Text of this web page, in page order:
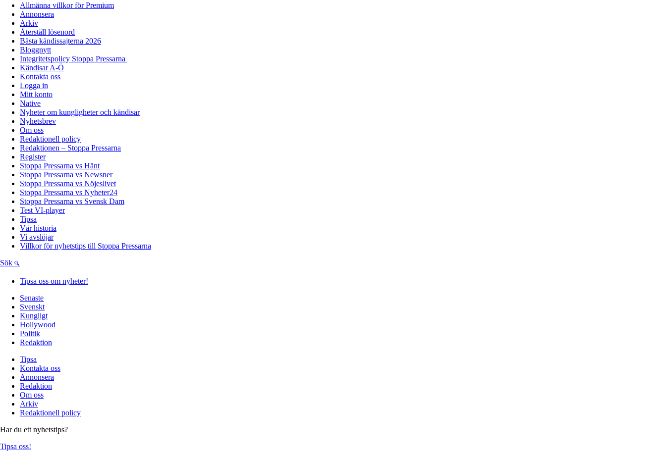
Allmänna villkor för Premium
Annonsera
Arkiv
Återställ lösenord
Bästa kändissajterna 2026
Bloggnytt
Integritetspolicy Stoppa Pressarna
Kändisar A-Ö
Kontakta oss
Logga in
Mitt konto
Native
Nyheter om kungligheter och kändisar
Nyhetsbrev
Om oss
Redaktionell policy
Redaktionen – Stoppa Pressarna
Register
Stoppa Pressarna vs Hänt
Stoppa Pressarna vs Newsner
Stoppa Pressarna vs Nöjeslivet
Stoppa Pressarna vs Nyheter24
Stoppa Pressarna vs Svensk Dam
Test VI-player
Tipsa
Vår historia
Vi avslöjar
Villkor för nyhetstips till Stoppa Pressarna
Sök
Tipsa oss om nyheter!
Senaste
Svenskt
Kungligt
Hollywood
Politik
Redaktion
Tipsa
Kontakta oss
Annonsera
Redaktion
Om oss
Arkiv
Redaktionell policy
Har du ett nyhetstips?
Tipsa oss!